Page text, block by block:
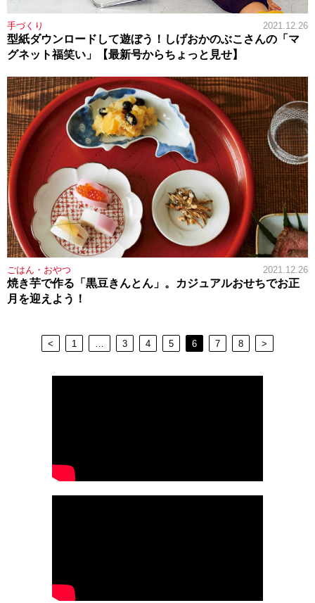
手づくり 2021.12.26
型紙ダウンロードして遊ぼう！しげおかのぶこさんの「マ
グネット福笑い」【最新号からちょっと見せ】
ごはん・おやつ 2021.12.26
焼き芋で作る「黒豆きんとん」。カジュアルおせちでお正
月を迎えよう！
< 1 3 4 5 6 7 8 >